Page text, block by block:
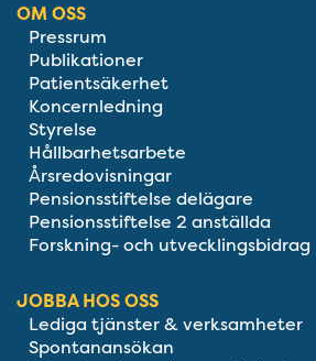
OM OSS
Pressrum
Publikationer
Patientsäkerhet
Koncernledning
Styrelse
Hållbarhetsarbete
Årsredovisningar
Pensionsstiftelse delägare
Pensionsstiftelse 2 anställda
Forskning- och utvecklingsbidrag
JOBBA HOS OSS
Lediga tjänster & verksamheter
Spontanansökan